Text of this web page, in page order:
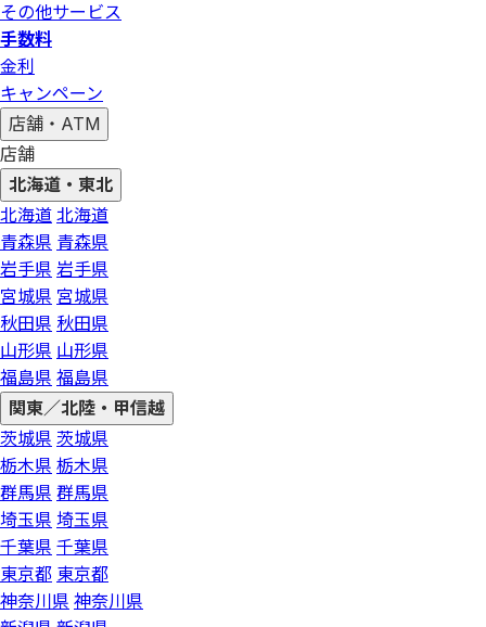
その他サービス
手数料
金利
キャンペーン
店舗・ATM
店舗
北海道・東北
北海道 北海道
青森県 青森県
岩手県 岩手県
宮城県 宮城県
秋田県 秋田県
山形県 山形県
福島県 福島県
関東／北陸・甲信越
茨城県 茨城県
栃木県 栃木県
群馬県 群馬県
埼玉県 埼玉県
千葉県 千葉県
東京都 東京都
神奈川県 神奈川県